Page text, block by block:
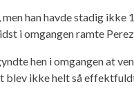
han havde stadig
i omgangen ramte
hen i omgangen at
ikke helt så